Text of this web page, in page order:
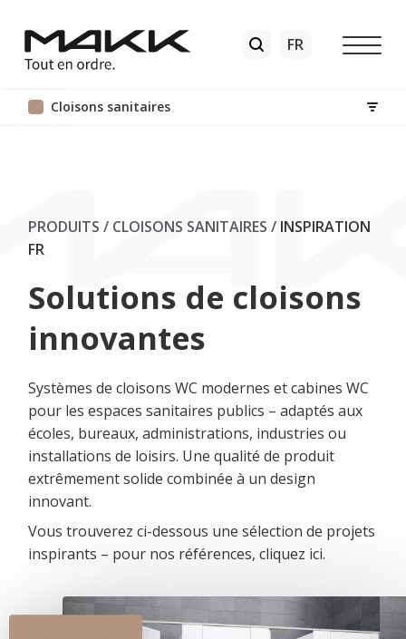
Cloisons sanitaires
PRODUITS / CLOISONS SANITAIRES / INSPIRATION
FR
Solutions de cloisons
innovantes
Systèmes de cloisons WC modernes et cabines WC
pour les espaces sanitaires publics – adaptés aux
écoles, bureaux, administrations, industries ou
installations de loisirs. Une qualité de produit
extrêmement solide combinée à un design
innovant.
Vous trouverez ci-dessous une sélection de projets
inspirants – pour nos références, cliquez ici.